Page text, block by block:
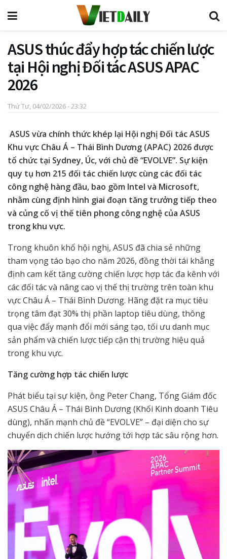
ASUS thúc đẩy hợp tác chiến lược
tại Hội nghị Đối tác ASUS APAC
2026
Thứ Tư, 04/02/2026 - 23:32
ASUS vừa chính thức khép lại Hội nghị Đối tác ASUS
Khu vực Châu Á – Thái Bình Dương (APAC) 2026 được
tổ chức tại Sydney, Úc, với chủ đề “EVOLVE”. Sự kiện
quy tụ hơn 215 đối tác chiến lược cùng các đối tác
công nghệ hàng đầu, bao gồm Intel và Microsoft,
nhằm cùng định hình giai đoạn tăng trưởng tiếp theo
và củng cố vị thế tiên phong công nghệ của ASUS
trong khu vực.
Trong khuôn khổ hội nghị, ASUS đã chia sẻ những
tham vọng táo bạo cho năm 2026, đồng thời tái khẳng
định cam kết tăng cường chiến lược hợp tác đa kênh với
các đối tác và nâng cao vị thế thị trường trên toàn khu
vực Châu Á – Thái Bình Dương. Hãng đặt ra mục tiêu
trọng tâm đạt 30% thị phần laptop tiêu dùng, thông
qua việc đẩy mạnh đổi mới sáng tạo, tối ưu danh mục
sản phẩm và chiến lược tiếp cận thị trường hiệu quả
trong khu vực.
Tăng cường hợp tác chiến lược
Phát biểu tại sự kiện, ông Peter Chang, Tổng Giám đốc
ASUS Châu Á – Thái Bình Dương (Khối Kinh doanh Tiêu
dùng), nhấn mạnh chủ đề “EVOLVE” – đại diện cho sự
chuyển dịch chiến lược hướng tới hợp tác sâu rộng hơn.